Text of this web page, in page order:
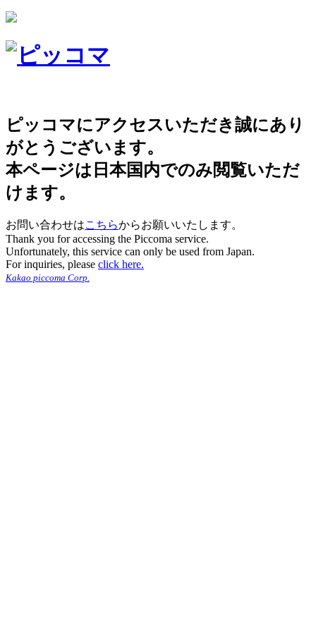
ピッコマにアクセスいただき誠にあり
がとうございます。
本ページは日本国内でのみ閲覧いただ
けます。
お問い合わせはこちらからお願いいたします。
Thank you for accessing the Piccoma service.
Unfortunately, this service can only be used from Japan.
For inquiries, please click here.
Kakao piccoma Corp.